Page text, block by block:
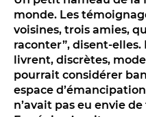
Les Procès du samedi
Les Jeudis littéraires
Le Comité de lecture
monde. Les
voisines, trois amies,
raconter”, disent-
livrent, discrètes,
pourrait considérer
espace
n’avait pas eu envie